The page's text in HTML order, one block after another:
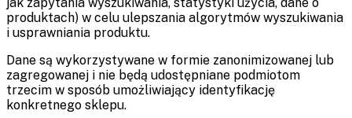
produktach) w celu ulepszania algorytmów wyszukiwania
i usprawniania produktu.
Dane są wykorzystywane w formie zanonimizowanej lub
zagregowanej i nie będą udostępniane podmiotom
trzecim w sposób umożliwiający identyfikację
konkretnego sklepu.